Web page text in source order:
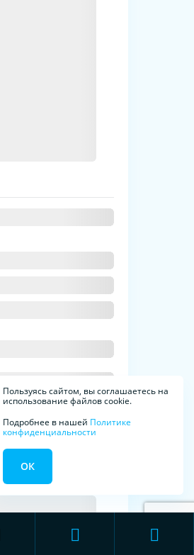
Пользуясь сайтом, вы соглашаетесь на
использование файлов cookie.
Подробнее в нашей Политике
конфиденциальности
ОК